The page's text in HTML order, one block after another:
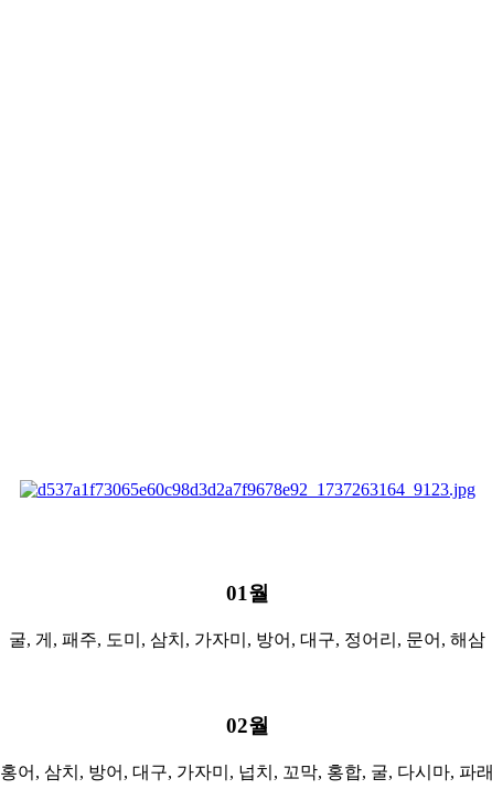
01월
굴, 게, 패주, 도미, 삼치, 가자미, 방어, 대구, 정어리, 문어, 해삼
02월
홍어, 삼치, 방어, 대구, 가자미, 넙치, 꼬막, 홍합, 굴, 다시마, 파래